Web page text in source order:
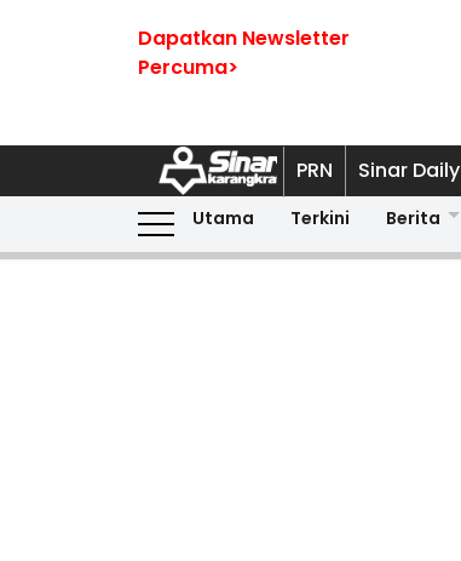
Dapatkan Newsletter
Percuma>
PRN Sinar Daily
Utama Terkini Berita